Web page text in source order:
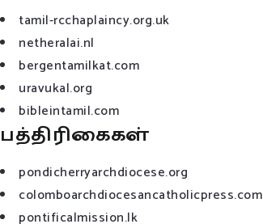
tamil-rcchaplaincy.org.uk
netheralai.nl
bergentamilkat.com
uravukal.org
bibleintamil.com
பத்திரிகைகள்
pondicherryarchdiocese.org
colomboarchdiocesancatholicpress.com
pontificalmission.lk